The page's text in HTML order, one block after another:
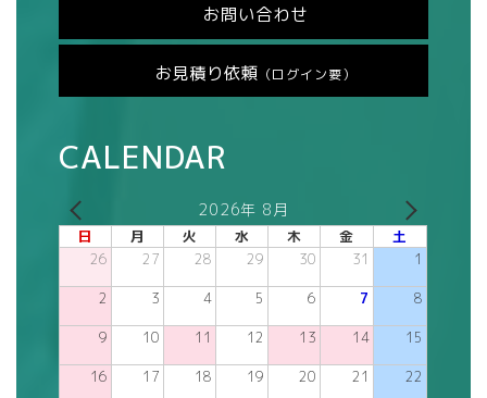
お問い合わせ
お見積り依頼 （ログイン要）
CALENDAR
2026年 8月
日 月 火 水 木 金 土
26 27 28 29 30 31 1
2 3 4 5 6 7 8
9 10 11 12 13 14 15
16 17 18 19 20 21 22